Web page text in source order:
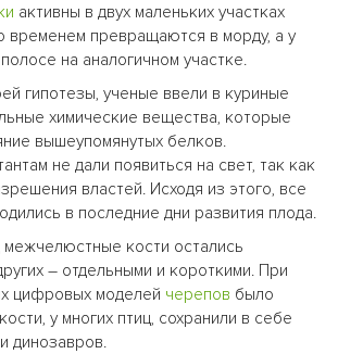
активны в двух маленьких участках
временем превращаются в морду, а у
на аналогичном участке.
гипотезы, ученые ввели в куриные
химические вещества, которые
вышеупомянутых белков.
не дали появиться на свет, так как
властей. Исходя из этого, все
в последние дни развития плода.
кости остались
– отдельными и короткими. При
цифровых моделей черепов было
у многих птиц, сохранили в себе
динозавров.